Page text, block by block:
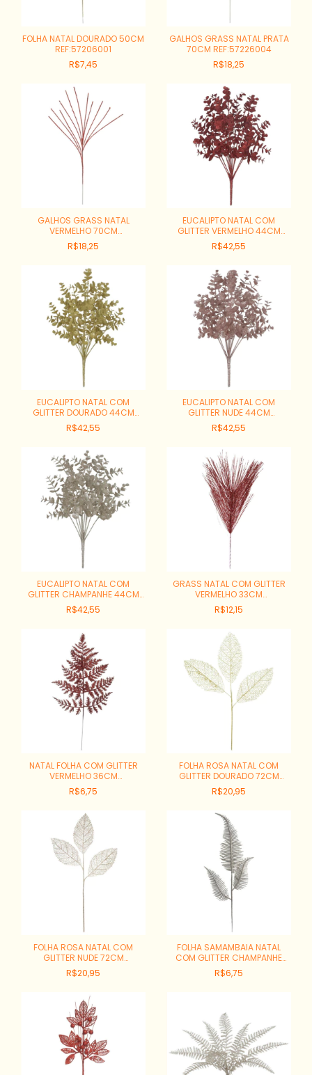
FOLHA NATAL DOURADO 50CM
REF:57206001
R$7,45
GALHOS GRASS NATAL PRATA
70CM REF:57226004
R$18,25
GALHOS GRASS NATAL
VERMELHO 70CM
REF:57226002
R$18,25
EUCALIPTO NATAL COM
GLITTER VERMELHO 44CM
REF:66276003
R$42,55
EUCALIPTO NATAL COM
GLITTER DOURADO 44CM
REF:66276001
R$42,55
EUCALIPTO NATAL COM
GLITTER NUDE 44CM
REF:66276002
R$42,55
EUCALIPTO NATAL COM
GLITTER CHAMPANHE 44CM
REF:66276005
R$42,55
GRASS NATAL COM GLITTER
VERMELHO 33CM
REF:66262003
R$12,15
NATAL FOLHA COM GLITTER
VERMELHO 36CM
REF:44030003
R$6,75
FOLHA ROSA NATAL COM
GLITTER DOURADO 72CM
REF:62500002
R$20,95
FOLHA ROSA NATAL COM
GLITTER NUDE 72CM
REF:62500001
R$20,95
FOLHA SAMAMBAIA NATAL
COM GLITTER CHAMPANHE
37CM REF:66266007
R$6,75